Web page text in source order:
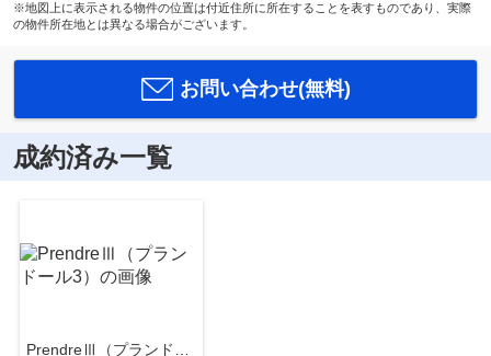
※地図上に表示される物件の位置は付近住所に所在することを表すものであり、実際
の物件所在地とは異なる場合がございます。
お問い合わせ(無料)
成約済み一覧